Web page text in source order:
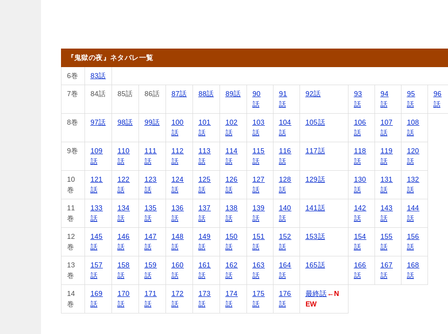
『鬼獄の夜』ネタバレ一覧
6巻 83話
7巻 84話 85話 86話 87話 88話 89話
90
話
91
話
92話
93
話
94
話
95
話
96
話
8巻 97話 98話 99話
100
話
101
話
102
話
103
話
104
話
105話
106
話
107
話
108
話
9巻
109
話
110
話
111
話
112
話
113
話
114
話
115
話
116
話
117話
118
話
119
話
120
話
10
巻
121
話
122
話
123
話
124
話
125
話
126
話
127
話
128
話
129話
130
話
131
話
132
話
11
巻
133
話
134
話
135
話
136
話
137
話
138
話
139
話
140
話
141話
142
話
143
話
144
話
12
巻
145
話
146
話
147
話
148
話
149
話
150
話
151
話
152
話
153話
154
話
155
話
156
話
13
巻
157
話
158
話
159
話
160
話
161
話
162
話
163
話
164
話
165話
166
話
167
話
168
話
14
巻
169
話
170
話
171
話
172
話
173
話
174
話
175
話
176
話
最終話 ←N
EW